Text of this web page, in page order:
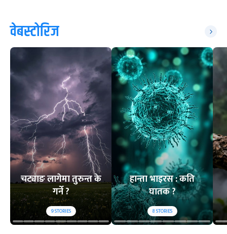
वेबस्टोरिज
चट्याङ लागेमा तुरुन्त के
गर्ने ?
9STORIES
हान्ता भाइरस : कति
घातक ?
8STORIES